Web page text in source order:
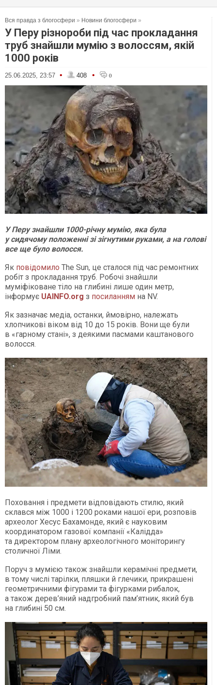
Вся правда з блогосфери » Новини блогосфери »
У Перу різнороби під час прокладання
труб знайшли мумію з волоссям, якій
1000 років
25.06.2025, 23:57 • 408 • 0
У Перу знайшли 1000-річну мумію, яка була
у сидячому положенні зі зігнутими руками, а на голові
все ще було волосся.
Як повідомило The Sun, це сталося під час ремонтних
робіт з прокладання труб. Робочі знайшли
муміфіковане тіло на глибині лише один метр,
інформує UAINFO.org з посиланням на NV.
Як зазначає медіа, останки, ймовірно, належать
хлопчикові віком від 10 до 15 років. Вони ще були
в «гарному стані», з деякими пасмами каштанового
волосся.
Поховання і предмети відповідають стилю, який
склався між 1000 і 1200 роками нашої ери, розповів
археолог Хесус Бахамонде, який є науковим
координатором газової компанії «Калідда»
та директором плану археологічного моніторингу
столичної Ліми.
Поруч з мумією також знайшли керамічні предмети,
в тому числі тарілки, пляшки й глечики, прикрашені
геометричними фігурами та фігурками рибалок,
а також дерев’яний надгробний пам’ятник, який був
на глибині 50 см.